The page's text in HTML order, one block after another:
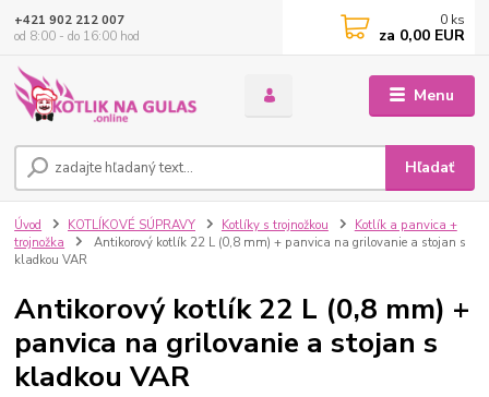
Menu
Hľadať
+421 902 212 007
od 8:00 - do 16:00 hod
0 ks
za 0,00 EUR
Úvod KOTLÍKOVÉ SÚPRAVY Kotlíky s trojnožkou
Kotlík a panvica +
trojnožka
Antikorový kotlík 22 L (0,8 mm) + panvica na grilovanie a stojan s
kladkou VAR
Antikorový kotlík 22 L (0,8 mm) +
panvica na grilovanie a stojan s
kladkou VAR